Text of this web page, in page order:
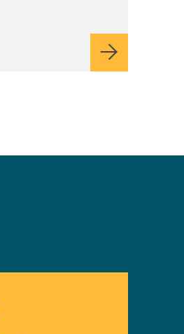
Vai alla pagina della